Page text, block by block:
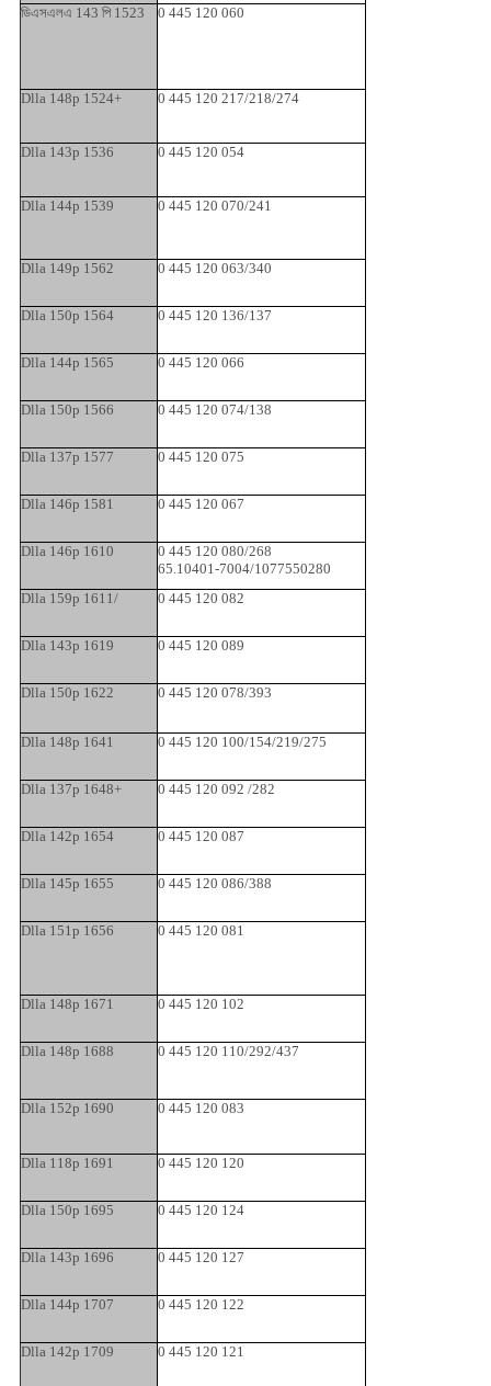
ডিএসএলএ 143 পি 1523 0 445 120 060
Dlla 148p 1524+ 0 445 120 217/218/274
Dlla 143p 1536 0 445 120 054
Dlla 144p 1539 0 445 120 070/241
Dlla 149p 1562 0 445 120 063/340
Dlla 150p 1564 0 445 120 136/137
Dlla 144p 1565 0 445 120 066
Dlla 150p 1566 0 445 120 074/138
Dlla 137p 1577 0 445 120 075
Dlla 146p 1581 0 445 120 067
Dlla 146p 1610
0 445 120 080/268
65.10401-7004/1077550280
Dlla 159p 1611/
0 445 120 082
Dlla 143p 1619 0 445 120 089
Dlla 150p 1622 0 445 120 078/393
Dlla 148p 1641 0 445 120 100/154/219/275
Dlla 137p 1648+ 0 445 120 092 /282
Dlla 142p 1654 0 445 120 087
Dlla 145p 1655 0 445 120 086/388
Dlla 151p 1656 0 445 120 081
Dlla 148p 1671 0 445 120 102
Dlla 148p 1688 0 445 120 110/292/437
Dlla 152p 1690 0 445 120 083
Dlla 118p 1691 0 445 120 120
Dlla 150p 1695 0 445 120 124
Dlla 143p 1696 0 445 120 127
Dlla 144p 1707 0 445 120 122
Dlla 142p 1709 0 445 120 121